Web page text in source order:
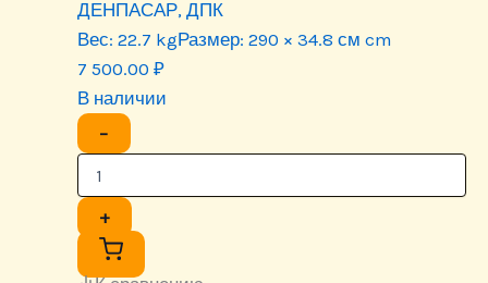
ДЕНПАСАР, ДПК
Вес: 22.7 kgРазмер: 290 × 34.8 см cm
7 500.00 ₽
В наличии
−
+